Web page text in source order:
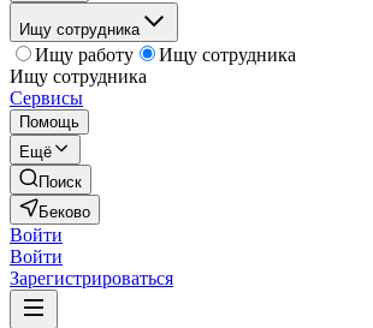
Ищу сотрудника
Ищу работу
Ищу сотрудника
Ищу сотрудника
Сервисы
Помощь
Ещё
Поиск
Беково
Войти
Войти
Зарегистрироваться